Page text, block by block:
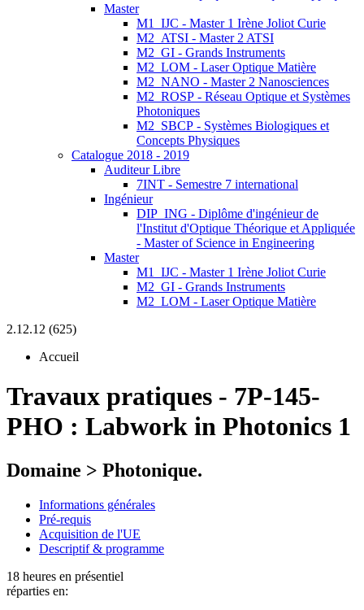
Master
M1_IJC - Master 1 Irène Joliot Curie
M2_ATSI - Master 2 ATSI
M2_GI - Grands Instruments
M2_LOM - Laser Optique Matière
M2_NANO - Master 2 Nanosciences
M2_ROSP - Réseau Optique et Systèmes
Photoniques
M2_SBCP - Systèmes Biologiques et
Concepts Physiques
Catalogue 2018 - 2019
Auditeur Libre
7INT - Semestre 7 international
Ingénieur
DIP_ING - Diplôme d'ingénieur de
l'Institut d'Optique Théorique et Appliquée
- Master of Science in Engineering
Master
M1_IJC - Master 1 Irène Joliot Curie
M2_GI - Grands Instruments
M2_LOM - Laser Optique Matière
2.12.12 (625)
Accueil
Travaux pratiques - 7P-145-
PHO : Labwork in Photonics 1
Domaine > Photonique.
Informations générales
Pré-requis
Acquisition de l'UE
Descriptif & programme
18 heures en présentiel
réparties en: